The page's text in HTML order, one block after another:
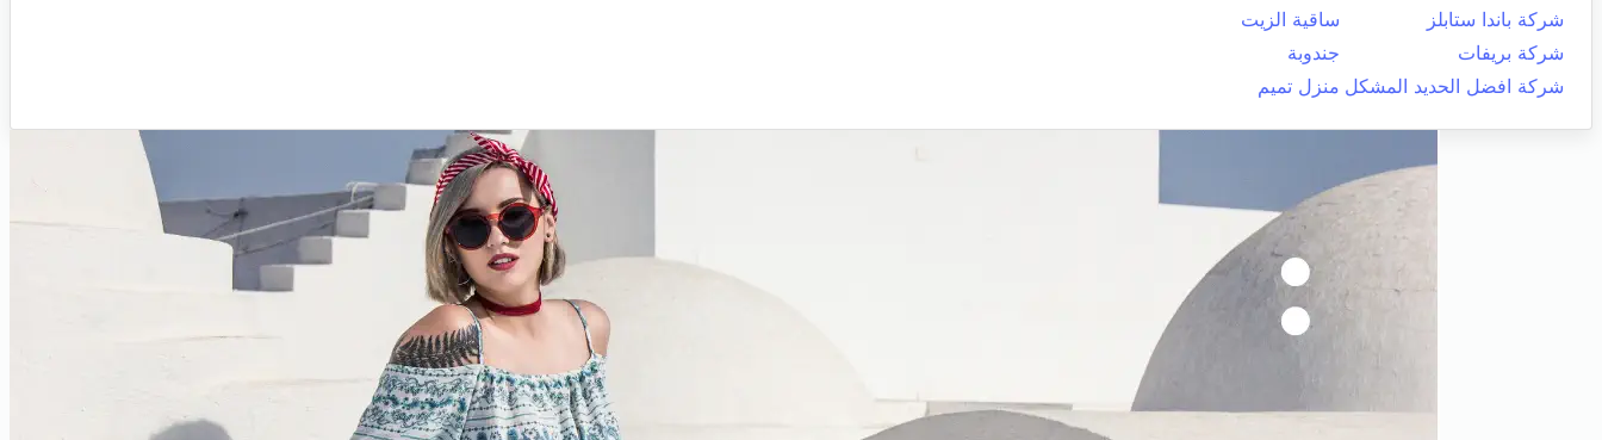
شركة باندا ستابلز
ساقية الزيت
شركة بريفات
جندوبة
شركة افضل الحديد المشكل منزل تميم